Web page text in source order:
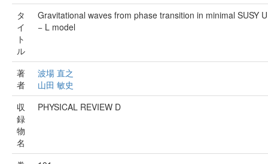
タ
イ
ト
ル
Gravitational waves from phase transition in minimal SUSY
− L model
著
者
波場 直之
山田 敏史
収
録
物
名
PHYSICAL REVIEW D